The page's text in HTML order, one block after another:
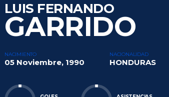
LUIS FERNANDO
GARRIDO
NACIMIENTO
05 Noviembre, 1990
NACIONALIDAD
HONDURAS